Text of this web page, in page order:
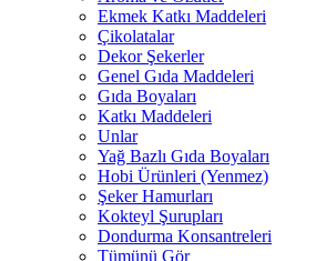
Ekmek Katkı Maddeleri
Çikolatalar
Dekor Şekerler
Genel Gıda Maddeleri
Gıda Boyaları
Katkı Maddeleri
Unlar
Yağ Bazlı Gıda Boyaları
Hobi Ürünleri (Yenmez)
Şeker Hamurları
Kokteyl Şurupları
Dondurma Konsantreleri
Tümünü Gör